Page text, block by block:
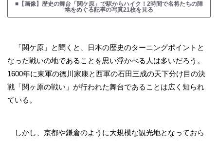
■【画像】歴史の舞台「関ケ原」で駅からハイク！2時間で名将たちの陣
地をめぐる記事の写真21枚を見る
「関ケ原」と聞くと、日本の歴史のターニングポイントと
なった戦いの地であることを思い浮かべる人は多いだろう。
1600年に東軍の徳川家康と西軍の石田三成の天下分け目の決
戦「関ヶ原の戦い」が行われた舞台であることは広く知られ
ている。
しかし、京都や鎌倉のように大規模な観光地となっておら